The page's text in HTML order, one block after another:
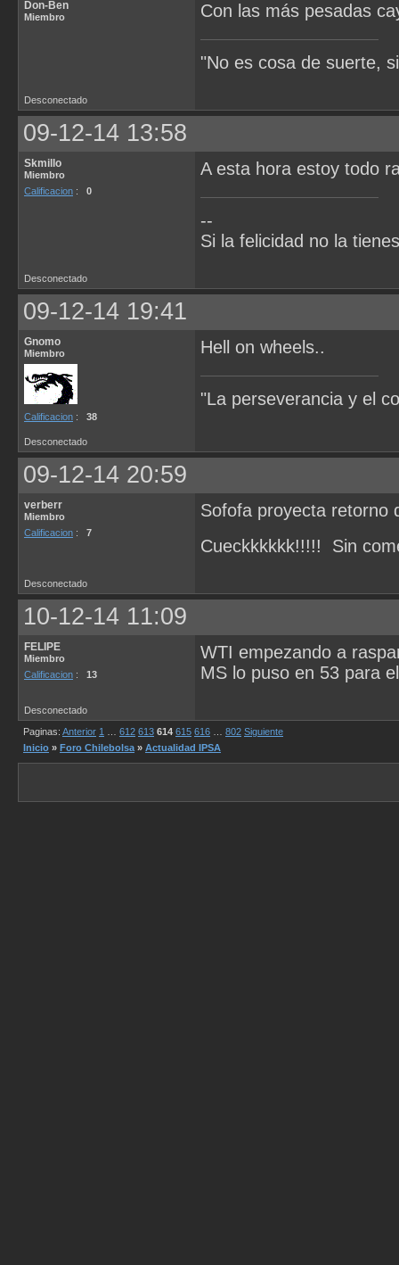
Don-Ben
Miembro Con las más pesadas
"No es cosa de suerte,
Desconectado
09-12-14 13:58
Skmillo
Miembro
Calificacion : 0
A esta hora estoy todo
--
Si la felicidad no la
Desconectado
09-12-14 19:41
Gnomo
Miembro
Calificacion : 38
Hell on wheels..
"La perseverancia y el
Desconectado
09-12-14 20:59
verberr
Miembro
Calificacion : 7
Sofofa proyecta retorno
Cueckkkkkk!!!!! Sin
Desconectado
10-12-14 11:09
FELIPE
Miembro
Calificacion : 13
WTI empezando a
MS lo puso en 53 para
Desconectado
Paginas: Anterior 1 612 613 614 615 616 802 Siguiente
Inicio » Foro Chilebolsa » Actualidad IPSA